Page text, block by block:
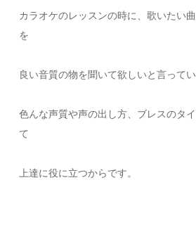
カラオケのレッスンの時に、歌いたい
を
良い音質の物を聞いて欲しいと言って
色んな声質や声の出し方、ブレスのタ
て
上達に役に立つからです。